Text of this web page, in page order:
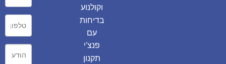
וקולנוע
בדיחות
עם
פנצ'י
תקנון